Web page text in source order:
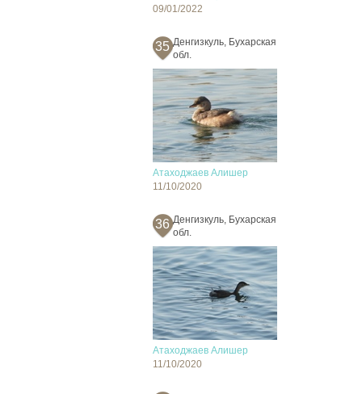
09/01/2022
35 Денгизкуль, Бухарская
обл.
Атаходжаев Алишер
11/10/2020
36 Денгизкуль, Бухарская
обл.
Атаходжаев Алишер
11/10/2020